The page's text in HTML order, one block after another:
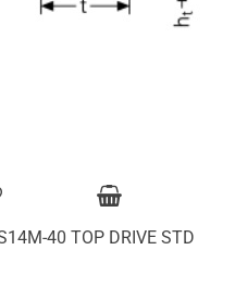
40 TOP DRIVE STD